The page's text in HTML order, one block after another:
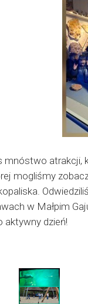
mnóstwo
mogliśmy
w Małpim
aktywny dzień!